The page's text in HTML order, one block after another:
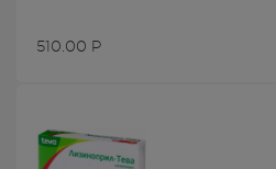
510.00 Р